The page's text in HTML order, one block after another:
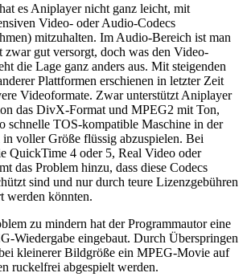
es Aniplayer nicht ganz leicht, mit
Video- oder Audio-Codecs
mitzuhalten. Im Audio-Bereich ist man
zwar gut versorgt, doch was den Video-
die Lage ganz anders aus. Mit steigenden
Plattformen erschienen in letzter Zeit
Videoformate. Zwar unterstützt Aniplayer
das DivX-Format und MPEG2 mit Ton,
schnelle TOS-kompatible Maschine in der
voller Größe flüssig abzuspielen. Bei
QuickTime 4 oder 5, Real Video oder
das Problem hinzu, dass diese Codecs
sind und nur durch teure Lizenzgebühren
werden könnten.
zu mindern hat der Programmautor eine
Wiedergabe eingebaut. Durch Überspringen
kleinerer Bildgröße ein MPEG-Movie auf
ruckelfrei abgespielt werden.